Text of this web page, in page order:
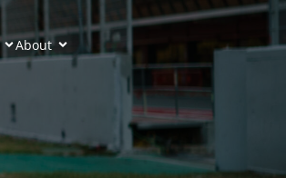
About